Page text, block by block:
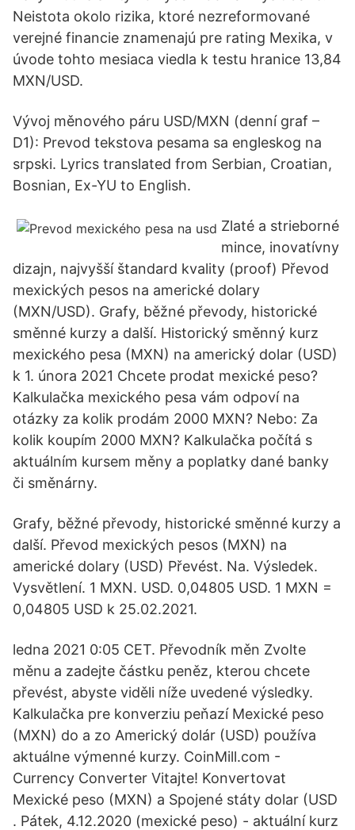
Neistota okolo rizika, ktoré nezreformované
verejné financie znamenajú pre rating Mexika, v
úvode tohto mesiaca viedla k testu hranice 13,84
MXN/USD.
Vývoj měnového páru USD/MXN (denní graf –
D1): Prevod tekstova pesama sa engleskog na
srpski. Lyrics translated from Serbian, Croatian,
Bosnian, Ex-YU to English.
Zlaté a strieborné
mince, inovatívny
dizajn, najvyšší štandard kvality (proof) Převod
mexických pesos na americké dolary
(MXN/USD). Grafy, běžné převody, historické
směnné kurzy a další. Historický směnný kurz
mexického pesa (MXN) na americký dolar (USD)
k 1. února 2021 Chcete prodat mexické peso?
Kalkulačka mexického pesa vám odpoví na
otázky za kolik prodám 2000 MXN? Nebo: Za
kolik koupím 2000 MXN? Kalkulačka počítá s
aktuálním kursem měny a poplatky dané banky
či směnárny.
Grafy, běžné převody, historické směnné kurzy a
další. Převod mexických pesos (MXN) na
americké dolary (USD) Převést. Na. Výsledek.
Vysvětlení. 1 MXN. USD. 0,04805 USD. 1 MXN =
0,04805 USD k 25.02.2021.
ledna 2021 0:05 CET. Převodník měn Zvolte
měnu a zadejte částku peněz, kterou chcete
převést, abyste viděli níže uvedené výsledky.
Kalkulačka pre konverziu peňazí Mexické peso
(MXN) do a zo Americký dolár (USD) používa
aktuálne výmenné kurzy. CoinMill.com -
Currency Converter Vitajte! Konvertovat
Mexické peso (MXN) a Spojené státy dolar (USD
. Pátek, 4.12.2020 (mexické peso) - aktuální kurz